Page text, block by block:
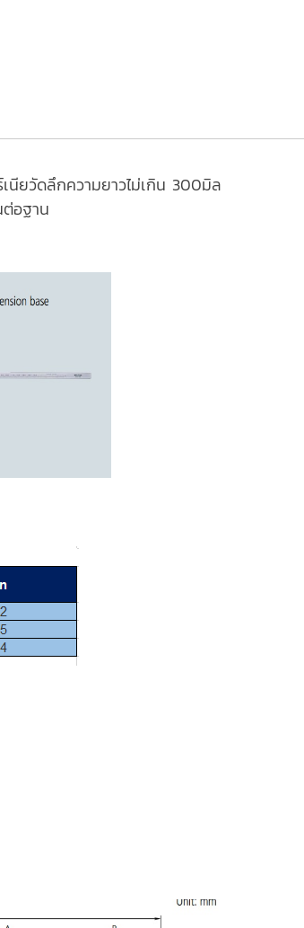
นียวัดลึกความยาวไม่เกิน 300มิล
อฐาน